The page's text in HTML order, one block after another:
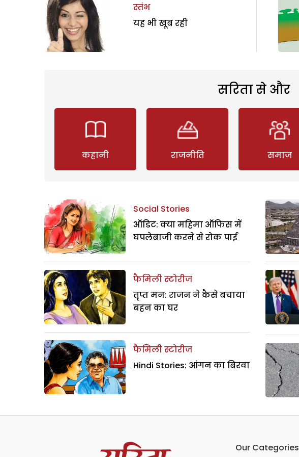
स्तंभ
यह भी खूब रही
सरिता से और
कहानी राजनीति समाज
Social Stories
ऑडिट: क्या महिमा ऑफिस में
घपलेबाजी करने से रोक पाई
फैमिली स्टोरीज
तृप्त मन: राजन ने कैसे बचाया
बहन का घर
फैमिली स्टोरीज
Hindi Stories: आंगन का बिरवा
Our Categories